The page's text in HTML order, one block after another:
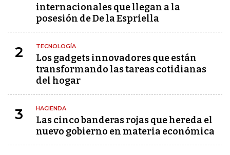
internacionales que llegan a la
posesión de De la Espriella
2 TECNOLOGÍA
Los gadgets innovadores que están
transformando las tareas cotidianas
del hogar
3 HACIENDA
Las cinco banderas rojas que hereda el
nuevo gobierno en materia económica